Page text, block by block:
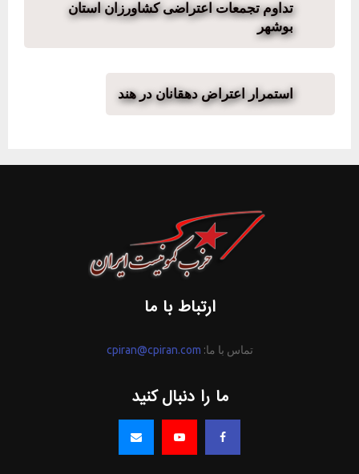
تداوم تجمعات اعتراضی کشاورزان استان
بوشهر
استمرار اعتراض دهقانان در هند
ارتباط با ما
تماس با ما: cpiran@cpiran.com
ما را دنبال کنید